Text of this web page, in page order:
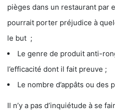
pièges dans un restaurant par
pourrait porter préjudice à
le but ;
Le genre de produit anti-
l’efficacité dont il fait preuve ;
Le nombre d’appâts ou des
Il n’y a pas d’inquiétude à se